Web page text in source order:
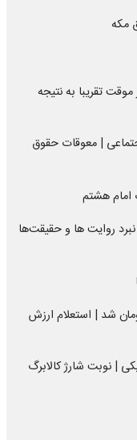
مکه
تقریبا به نتیجه
| معوقات حقوق
امام هشتم
روایت ها و حقیقت‌ها
برگه ها 10 میلیون تومان شد | استعلام ارزش
| نوبت شارژ کالابرگ